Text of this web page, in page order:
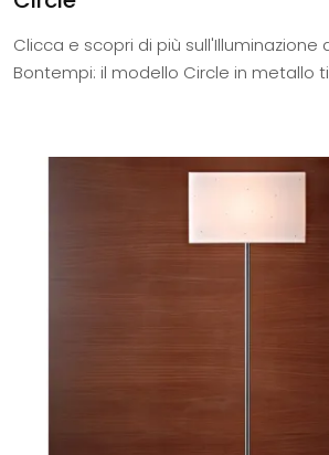
Clicca e scopri di più sull'Illuminazione
Bontempi: il modello Circle in metallo